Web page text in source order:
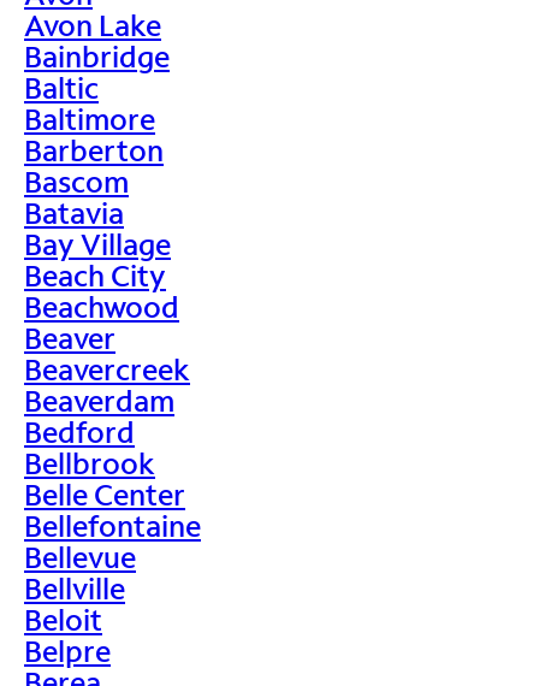
Avon Lake
Bainbridge
Baltic
Baltimore
Barberton
Bascom
Batavia
Bay Village
Beach City
Beachwood
Beaver
Beavercreek
Beaverdam
Bedford
Bellbrook
Belle Center
Bellefontaine
Bellevue
Bellville
Beloit
Belpre